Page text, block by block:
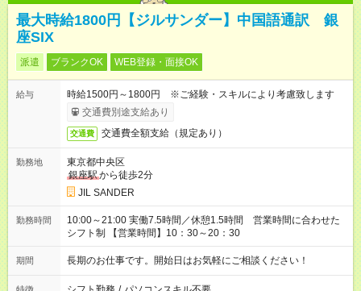
最大時給1800円【ジルサンダー】中国語通訳 銀
座SIX
派遣 ブランクOK WEB登録・面接OK
給与
時給1500円～1800円 ※ご経験・スキルにより考慮致します
交通費別途支給あり
交通費 交通費全額支給（規定あり）
勤務地
東京都中央区
銀座駅から徒歩2分
JIL SANDER
勤務時間
10:00～21:00 実働7.5時間／休憩1.5時間 営業時間に合わせた
シフト制 【営業時間】10：30～20：30
期間 長期のお仕事です。開始日はお気軽にご相談ください！